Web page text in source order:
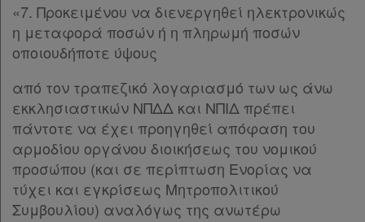
Απόκτηση
Συνδρομής
Ατομική
συνδρομή
Ομαδικά
«7. Προκειμένου να διενεργηθεί ηλεκτρονικώς
η μεταφορά ποσών ή η πληρωμή ποσών
οποιουδήποτε ύψους
από τον τραπεζικό λογαριασμό των ως άνω
εκκλησιαστικών ΝΠΔΔ και ΝΠΙΔ πρέπει
πάντοτε να έχει προηγηθεί απόφαση του
αρμοδίου οργάνου διοικήσεως του νομικού
προσώπου (και σε περίπτωση Ενορίας να
τύχει και εγκρίσεως Μητροπολιτικού
Συμβουλίου) αναλόγως της ανωτέρω